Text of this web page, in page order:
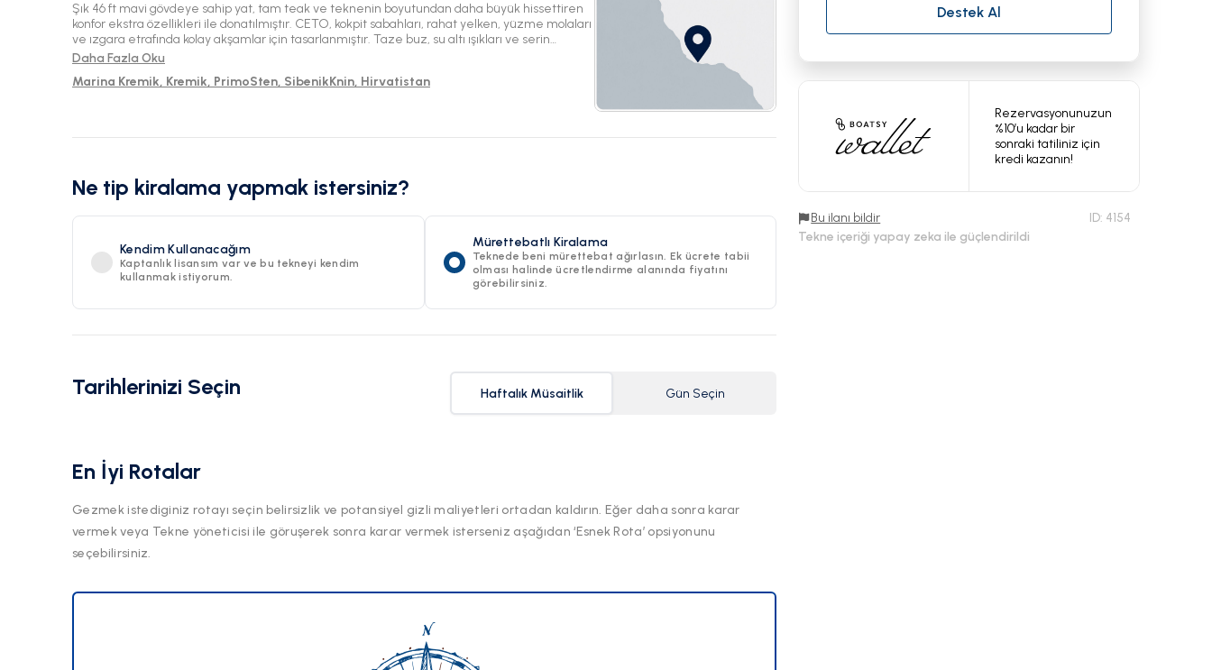
Şık 46 ft mavi gövdeye sahip yat, tam teak ve teknenin boyutundan daha büyük hissettiren
konfor ekstra özellikleri ile donatılmıştır. CETO, kokpit sabahları, rahat yelken, yüzme molaları
ve ızgara etrafında kolay akşamlar için tasarlanmıştır. Taze buz, su altı ışıkları ve serin
kabinler, karanlık çöktükten sonra atmosferi konforlu tutar.
Daha Fazla Oku
Marina Kremik, Kremik, PrimoSten, SibenikKnin, Hirvatistan
Ne tip kiralama yapmak istersiniz?
Kendim Kullanacağım
Kaptanlık lisansım var ve bu tekneyi kendim
kullanmak istiyorum.
Mürettebatlı Kiralama
Teknede beni mürettebat ağırlasın. Ek ücrete tabii
olması halinde ücretlendirme alanında fiyatını
görebilirsiniz.
Tarihlerinizi Seçin Haftalık Müsaitlik Gün Seçin
En İyi Rotalar
Gezmek istediginiz rotayı seçin belirsizlik ve potansiyel gizli maliyetleri ortadan kaldırın. Eğer daha sonra karar
vermek veya Tekne yöneticisi ile göruşerek sonra karar vermek isterseniz aşağıdan ‘Esnek Rota’ opsiyonunu
seçebilirsiniz.
Destek Al
Rezervasyonunuzun
%10’u kadar bir
sonraki tatiliniz için
kredi kazanın!
Bu ilanı bildir ID: 4154
Tekne içeriği yapay zeka ile güçlendirildi